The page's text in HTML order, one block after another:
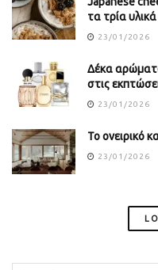
τα τρία
23/01/2026
Δέκα
στις
23/01/2026
Το ονειρικό
23/01/2026